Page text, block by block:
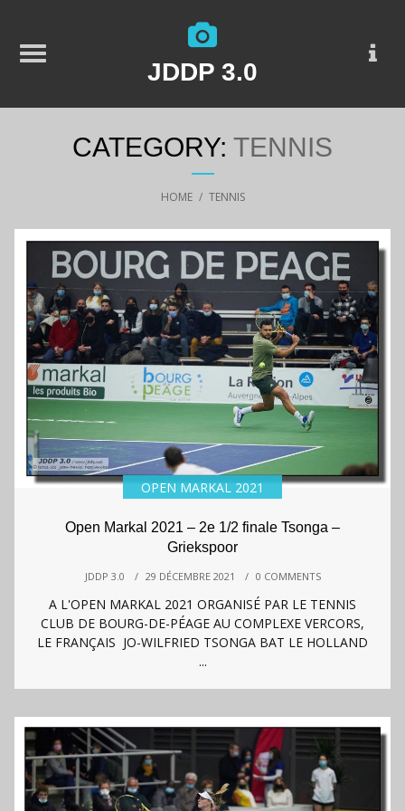
JDDP 3.0
CATEGORY: TENNIS
HOME / TENNIS
OPEN MARKAL 2021
Open Markal 2021 – 2e 1/2 finale Tsonga –
Griekspoor
JDDP 3.0 / 29 DÉCEMBRE 2021 / 0 COMMENTS
A L'OPEN MARKAL 2021 ORGANISÉ PAR LE TENNIS
CLUB DE BOURG-DE-PÉAGE AU COMPLEXE VERCORS,
LE FRANÇAIS JO-WILFRIED TSONGA BAT LE HOLLAND
...